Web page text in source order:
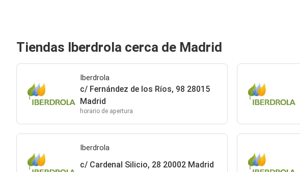
Tiendas Iberdrola cerca de Madrid
Iberdrola
c/ Fernández de los Ríos, 98 28015
Madrid
horario de apertura
Iberdrola
c/ Cardenal Silicio, 28 20002 Madrid